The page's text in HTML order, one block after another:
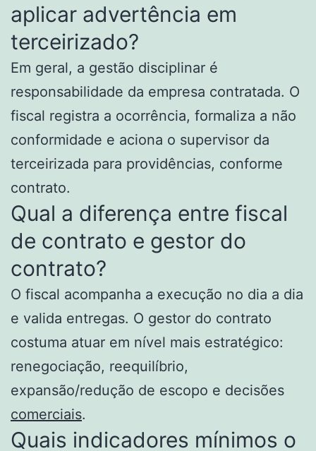
aplicar advertência em
terceirizado?
Em geral, a gestão disciplinar é
responsabilidade da empresa contratada. O
fiscal registra a ocorrência, formaliza a não
conformidade e aciona o supervisor da
terceirizada para providências, conforme
contrato.
Qual a diferença entre fiscal
de contrato e gestor do
contrato?
O fiscal acompanha a execução no dia a dia
e valida entregas. O gestor do contrato
costuma atuar em nível mais estratégico:
renegociação, reequilíbrio,
expansão/redução de escopo e decisões
comerciais.
Quais indicadores mínimos o